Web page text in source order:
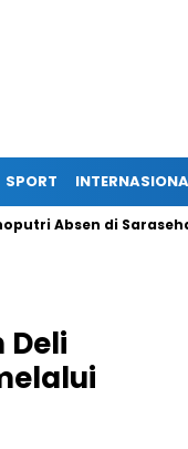
SPORT
di Sarasehan
Deli